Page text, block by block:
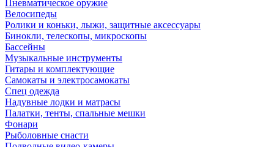
Пневматическое оружие
Велосипеды
Ролики и коньки, лыжи, защитные аксессуары
Бинокли, телескопы, микроскопы
Бассейны
Музыкальные инструменты
Гитары и комплектующие
Самокаты и электросамокаты
Спец одежда
Надувные лодки и матрасы
Палатки, тенты, спальные мешки
Фонари
Рыболовные снасти